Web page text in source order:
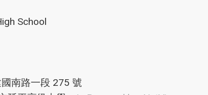
School
南路一段 275 號